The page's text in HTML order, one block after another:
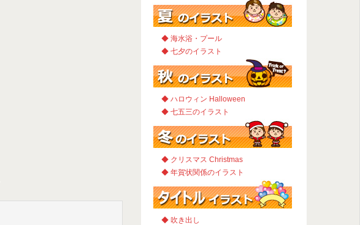
◆ 海水浴・プール
◆ 七夕のイラスト
◆ ハロウィン Halloween
◆ 七五三のイラスト
◆ クリスマス Christmas
◆ 年賀状関係のイラスト
◆ 吹き出し